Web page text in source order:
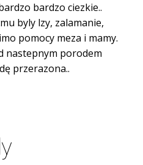
bardzo ciezkie..
byly lzy, zalamanie,
pomocy meza i mamy.
nastepnym porodem
przerazona..